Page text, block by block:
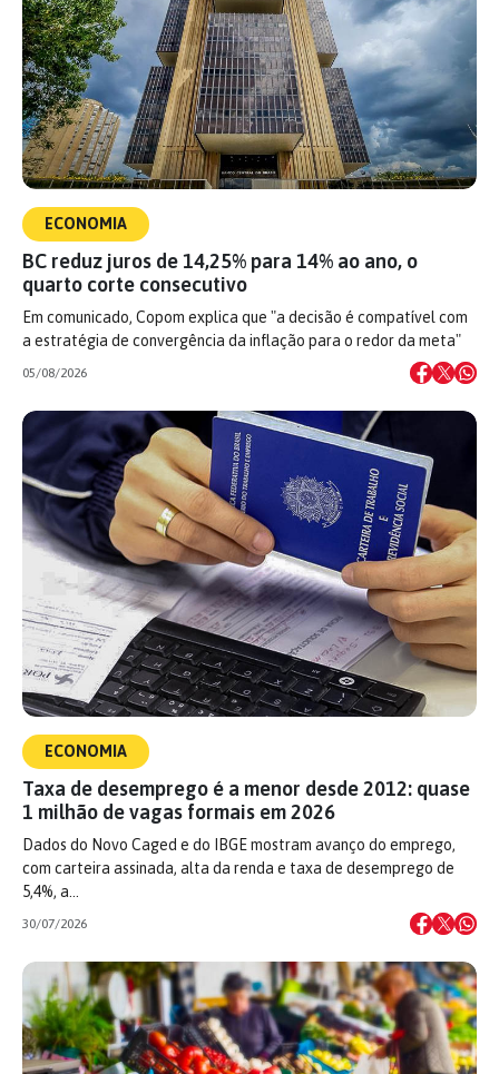
ECONOMIA
BC reduz juros de 14,25% para 14% ao ano, o
quarto corte consecutivo
Em comunicado, Copom explica que "a decisão é compatível com
a estratégia de convergência da inflação para o redor da meta"
05/08/2026
ECONOMIA
Taxa de desemprego é a menor desde 2012: quase
1 milhão de vagas formais em 2026
Dados do Novo Caged e do IBGE mostram avanço do emprego,
com carteira assinada, alta da renda e taxa de desemprego de
5,4%, a…
30/07/2026